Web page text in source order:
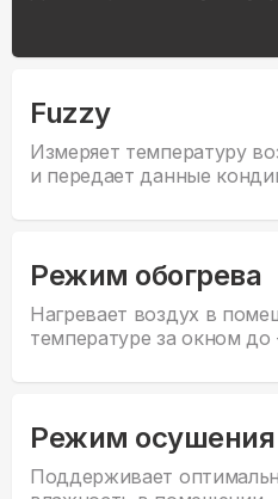
Fuzzy
Измеряет температуру
и передает данные
Режим обогрева
Нагревает воздух в
температуре за окном до
Режим осушения
Поддерживает